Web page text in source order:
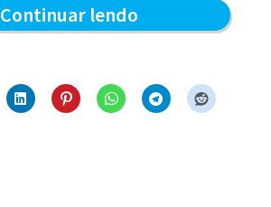
Continuar lendoPreparado
caçada?